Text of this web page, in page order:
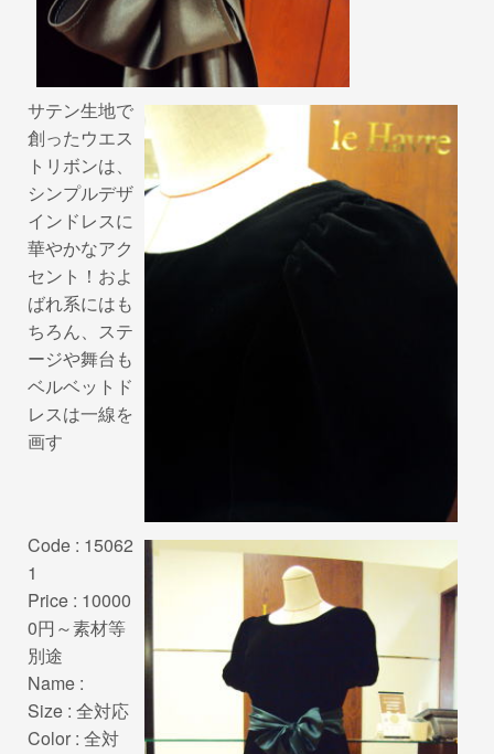
サテン生地で
創ったウエス
トリボンは、
シンプルデザ
インドレスに
華やかなアク
セント！およ
ばれ系にはも
ちろん、ステ
ージや舞台も
ベルベットド
レスは一線を
画す
Code : 15062
1
Price : 10000
0円～素材等
別途
Name :
Size : 全対応
Color : 全対